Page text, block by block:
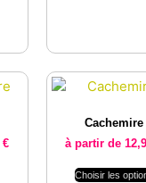
€
Cachemire
à partir de
Choisir les